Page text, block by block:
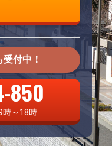
付中！
850
～18時